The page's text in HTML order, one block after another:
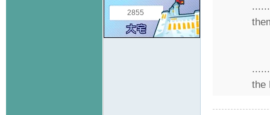
2855
the